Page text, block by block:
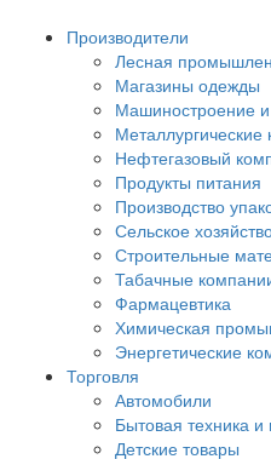
Производители
Лесная
Магазины одежды
Машиностроение
Металлургические
Нефтегазовый
Продукты питания
Производство
Сельское
Строительные
Табачные
Фармацевтика
Химическая
Энергетические
Торговля
Автомобили
Бытовая техника
Детские товары